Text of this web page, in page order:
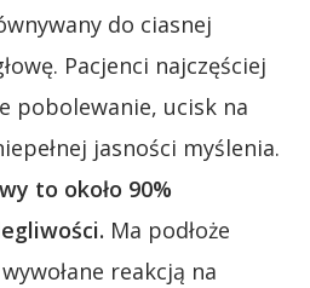
do ciasnej
Pacjenci najczęściej
pobolewanie, ucisk na
jasności myślenia.
to około 90%
Ma podłoże
reakcją na